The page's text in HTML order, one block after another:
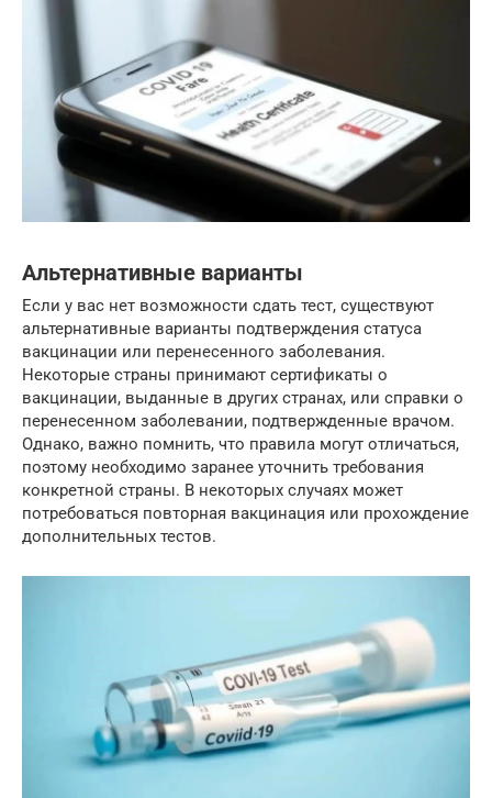
Альтернативные варианты
Если у вас нет возможности сдать тест, существуют
альтернативные варианты подтверждения статуса
вакцинации или перенесенного заболевания.
Некоторые страны принимают сертификаты о
вакцинации, выданные в других странах, или справки о
перенесенном заболевании, подтвержденные врачом.
Однако, важно помнить, что правила могут отличаться,
поэтому необходимо заранее уточнить требования
конкретной страны. В некоторых случаях может
потребоваться повторная вакцинация или прохождение
дополнительных тестов.